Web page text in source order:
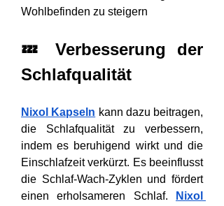
Wohlbefinden zu steigern
💤 Verbesserung der
Schlafqualität
Nixol Kapseln kann dazu beitragen,
die Schlafqualität zu verbessern,
indem es beruhigend wirkt und die
Einschlafzeit verkürzt. Es beeinflusst
die Schlaf-Wach-Zyklen und fördert
einen erholsameren Schlaf.
Nixol